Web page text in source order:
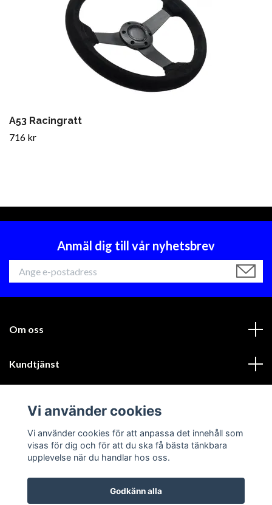
A53 Racingratt
716 kr
Anmäl dig till vår nyhetsbrev
Om oss
Kundtjänst
Sociala medier
Vi använder cookies
Vi använder cookies för att anpassa det innehåll som
visas för dig och för att du ska få bästa tänkbara
upplevelse när du handlar hos oss.
Godkänn alla